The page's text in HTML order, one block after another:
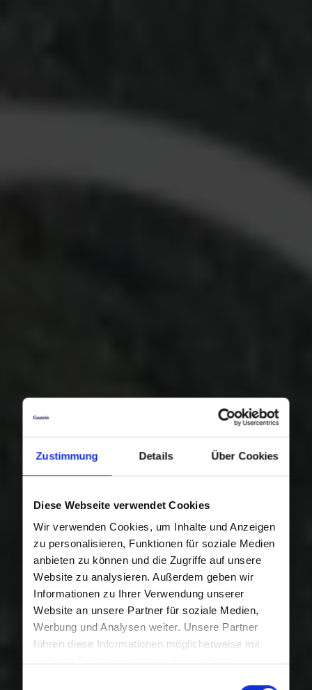
Zustimmung Details Über Cookies
Diese Webseite verwendet Cookies
Wir verwenden Cookies, um Inhalte und Anzeigen
zu personalisieren, Funktionen für soziale Medien
anbieten zu können und die Zugriffe auf unsere
Website zu analysieren. Außerdem geben wir
Informationen zu Ihrer Verwendung unserer
Website an unsere Partner für soziale Medien,
Werbung und Analysen weiter. Unsere Partner
führen diese Informationen möglicherweise mit